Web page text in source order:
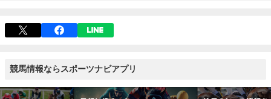
競馬情報ならスポーツナビアプリ